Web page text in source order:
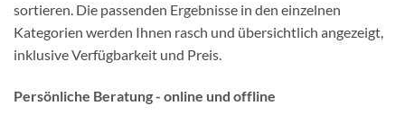
sortieren. Die passenden Ergebnisse in den einzelnen
Kategorien werden Ihnen rasch und übersichtlich angezeigt,
inklusive Verfügbarkeit und Preis.
Persönliche Beratung - online und offline